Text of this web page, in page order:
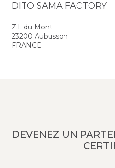
DITO SAMA FACTORY
Z.I. du Mont
23200 Aubusson
FRANCE
DEVENEZ UN